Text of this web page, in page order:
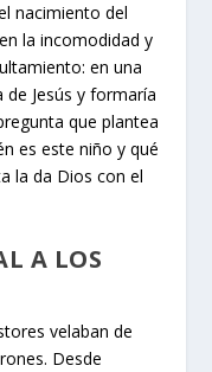
nacimiento del
la incomodidad y
en una
Jesús y formaría
que plantea
es este niño y qué
la da Dios con el
A LOS
velaban de
Desde